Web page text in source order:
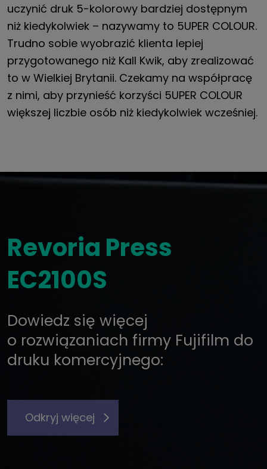
uczynić druk 5-kolorowy bardziej dostępnym
niż kiedykolwiek – nazywamy to 5UPER COLOUR.
Trudno sobie wyobrazić klienta lepiej
przygotowanego niż Kall Kwik, aby zrealizować
to w Wielkiej Brytanii. Czekamy na współpracę
z nimi, aby przynieść korzyści 5UPER COLOUR
większej liczbie osób niż kiedykolwiek wcześniej.
Revoria Press
EC2100S
Dowiedz się więcej
o rozwiązaniach firmy Fujifilm do
druku komercyjnego:
Odkryj więcej